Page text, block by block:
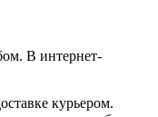
В интернет-
курьером.